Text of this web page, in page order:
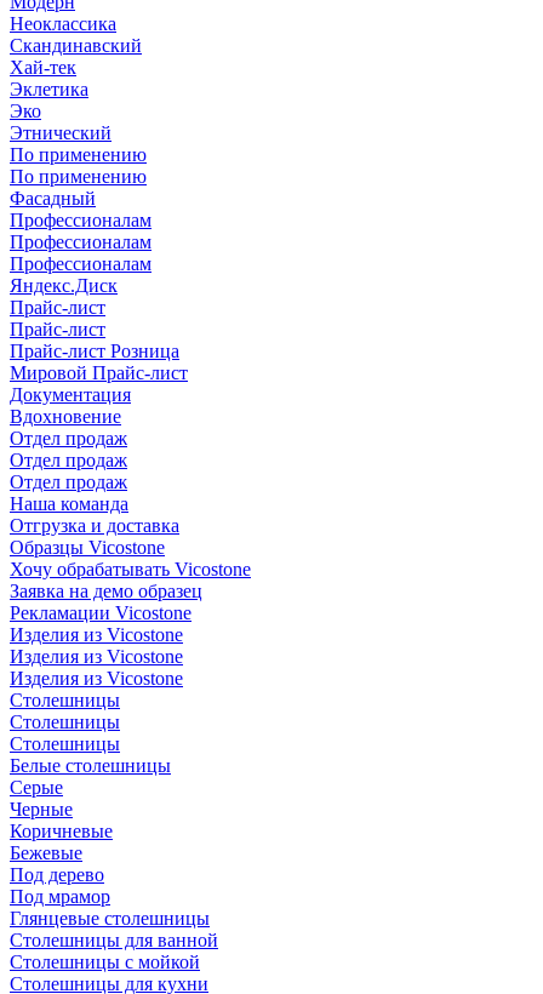
Неоклассика
Скандинавский
Хай-тек
Эклетика
Эко
Этнический
По применению
По применению
Фасадный
Профессионалам
Профессионалам
Профессионалам
Яндекс.Диск
Прайс-лист
Прайс-лист
Прайс-лист Розница
Мировой Прайс-лист
Документация
Вдохновение
Отдел продаж
Отдел продаж
Отдел продаж
Наша команда
Отгрузка и доставка
Образцы Vicostone
Хочу обрабатывать Vicostone
Заявка на демо образец
Рекламации Vicostone
Изделия из Vicostone
Изделия из Vicostone
Изделия из Vicostone
Столешницы
Столешницы
Столешницы
Белые столешницы
Серые
Черные
Коричневые
Бежевые
Под дерево
Под мрамор
Глянцевые столешницы
Столешницы для ванной
Столешницы с мойкой
Столешницы для кухни